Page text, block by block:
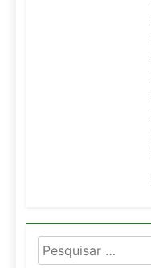
Pesquisar